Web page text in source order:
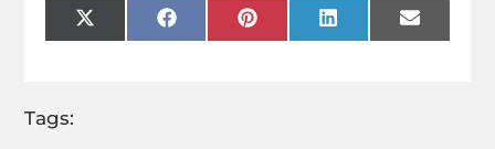
X
(Twitter)
FacebookPinterestLinkedInEmail
Tags: